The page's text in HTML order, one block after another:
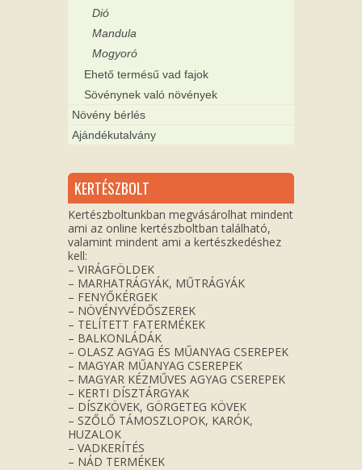
Dió
Mandula
Mogyoró
Ehető termésű vad fajok
Sövénynek való növények
Növény bérlés
Ajándékutalvány
KERTÉSZBOLT
Kertészboltunkban megvásárolhat mindent
ami az online kertészboltban található,
valamint mindent ami a kertészkedéshez
kell:
– VIRÁGFÖLDEK
– MARHATRÁGYÁK, MŰTRÁGYÁK
– FENYŐKÉRGEK
– NÖVÉNYVÉDŐSZEREK
– TELÍTETT FATERMÉKEK
– BALKONLÁDÁK
– OLASZ AGYAG ÉS MŰANYAG CSEREPEK
– MAGYAR MŰANYAG CSEREPEK
– MAGYAR KÉZMŰVES AGYAG CSEREPEK
– KERTI DÍSZTÁRGYAK
– DÍSZKÖVEK, GÖRGETEG KÖVEK
– SZŐLŐ TÁMOSZLOPOK, KARÓK,
HUZALOK
– VADKERÍTÉS
– NÁD TERMÉKEK